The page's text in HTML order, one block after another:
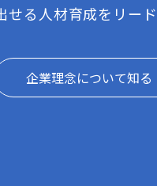
せる人材育成をリード
企業理念について知る